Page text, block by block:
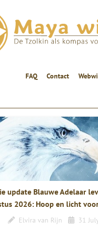
FAQ Contact
update Blauwe Adelaar
2026: Hoop en licht
Elvira van Rijn 31